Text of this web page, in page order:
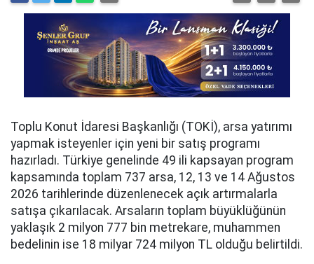
Toplu Konut İdaresi Başkanlığı (TOKİ), arsa yatırımı
yapmak isteyenler için yeni bir satış programı
hazırladı. Türkiye genelinde 49 ili kapsayan program
kapsamında toplam 737 arsa, 12, 13 ve 14 Ağustos
2026 tarihlerinde düzenlenecek açık artırmalarla
satışa çıkarılacak. Arsaların toplam büyüklüğünün
yaklaşık 2 milyon 777 bin metrekare, muhammen
bedelinin ise 18 milyar 724 milyon TL olduğu belirtildi.